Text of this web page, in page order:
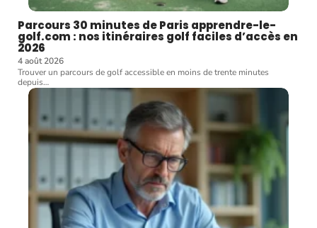
Parcours 30 minutes de Paris apprendre-le-
golf.com : nos itinéraires golf faciles d’accès en
2026
4 août 2026
Trouver un parcours de golf accessible en moins de trente minutes
depuis…